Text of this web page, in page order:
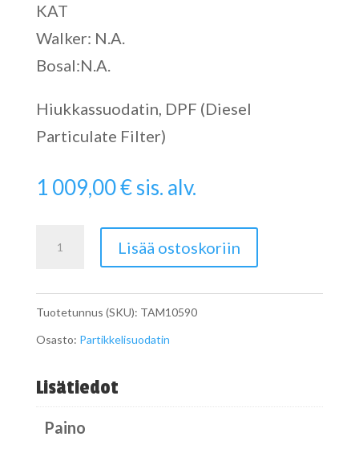
KAT
Walker: N.A.
Bosal:N.A.
Hiukkassuodatin, DPF (Diesel
Particulate Filter)
1 009,00€sis. alv.
määrä
Lisää ostoskoriin
Tuotetunnus (SKU): TAM10590
Osasto: Partikkelisuodatin
Lisätiedot
Paino